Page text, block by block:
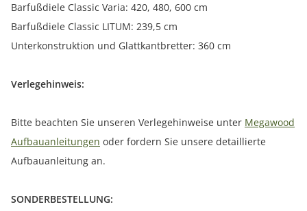
Barfußdiele Classic Varia: 420, 480, 600 cm
Barfußdiele Classic LITUM: 239,5 cm
Unterkonstruktion und Glattkantbretter: 360 cm
Verlegehinweis:
Bitte beachten Sie unseren Verlegehinweise unter Megawood
Aufbauanleitungen oder fordern Sie unsere detaillierte
Aufbauanleitung an.
SONDERBESTELLUNG: